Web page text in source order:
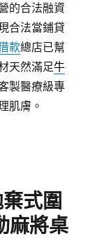
的合法融資
合法當鋪貸
款總店已幫
天然滿足牛
製醫療級專
肌膚。
式圍
麻將桌